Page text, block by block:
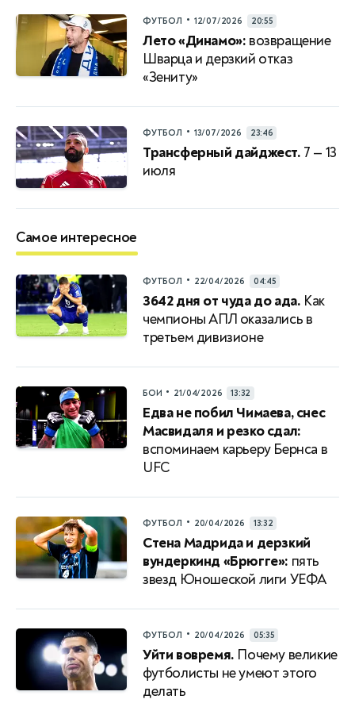
ФУТБОЛ • 12/07/2026 20:55
Лето «Динамо»: возвращение
Шварца и дерзкий отказ
«Зениту»
ФУТБОЛ • 13/07/2026 23:46
Трансферный дайджест. 7 — 13
июля
Самое интересное
ФУТБОЛ • 22/04/2026 04:45
3642 дня от чуда до ада. Как
чемпионы АПЛ оказались в
третьем дивизионе
БОИ • 21/04/2026 13:32
Едва не побил Чимаева, снес
Масвидаля и резко сдал:
вспоминаем карьеру Бернса в
UFC
ФУТБОЛ • 20/04/2026 13:32
Стена Мадрида и дерзкий
вундеркинд «Брюгге»: пять
звезд Юношеской лиги УЕФА
ФУТБОЛ • 20/04/2026 05:35
Уйти вовремя. Почему великие
футболисты не умеют этого
делать